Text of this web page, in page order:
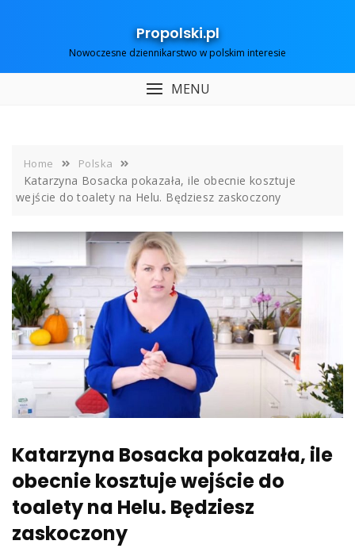
Propolski.pl
Nowoczesne dziennikarstwo w polskim interesie
MENU
Home Polska
Katarzyna Bosacka pokazała, ile obecnie kosztuje
wejście do toalety na Helu. Będziesz zaskoczony
Katarzyna Bosacka pokazała, ile
obecnie kosztuje wejście do
toalety na Helu. Będziesz
zaskoczony